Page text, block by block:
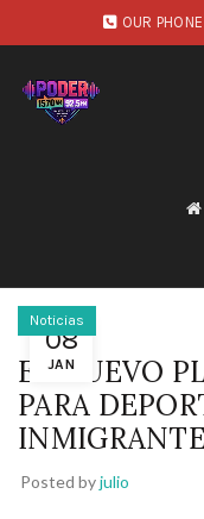
OUR
08
JAN
Noticias
EL NUEVO
PARA
Posted byjulio